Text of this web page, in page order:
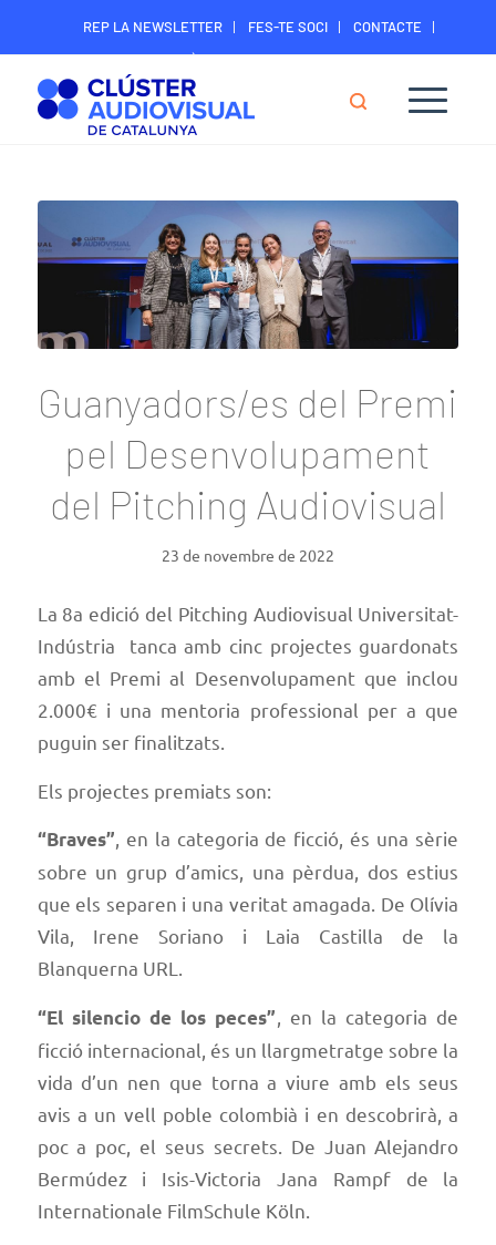
REP LA NEWSLETTER FES-TE SOCI
CONTACTE
ÀREA DIGITAL SOCIS
Guanyadors/es del Premi
pel Desenvolupament
del Pitching Audiovisual
23 de novembre de 2022
La 8a edició del Pitching Audiovisual Universitat-
Indústria tanca amb cinc projectes guardonats
amb el Premi al Desenvolupament que inclou
2.000€ i una mentoria professional per a que
puguin ser finalitzats.
Els projectes premiats son:
“Braves” , en la categoria de ficció, és una sèrie
sobre un grup d’amics, una pèrdua, dos estius
que els separen i una veritat amagada. De Olívia
Vila, Irene Soriano i Laia Castilla de la
Blanquerna URL.
“El silencio de los peces” , en la categoria de
ficció internacional, és un llargmetratge sobre la
vida d’un nen que torna a viure amb els seus
avis a un vell poble colombià i en descobrirà, a
poc a poc, el seus secrets. De
Juan Alejandro
Bermúdezi Isis-Victoria Jana Rampfde la
Internationale FilmSchule Köln.